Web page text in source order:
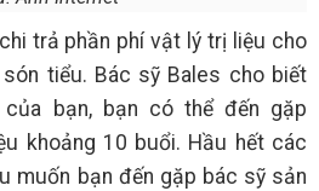
trả phần phí vật lý trị liệu cho
tiểu. Bác sỹ Bales cho biết
bạn, bạn có thể đến gặp
khoảng 10 buổi. Hầu hết các
muốn bạn đến gặp bác sỹ sản